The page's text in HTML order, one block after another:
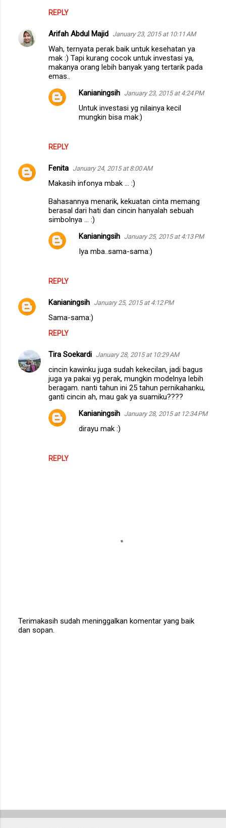
REPLY
Arifah Abdul Majid January 23, 2015 at 10:11 AM
Wah, ternyata perak baik untuk kesehatan ya
mak :) Tapi kurang cocok untuk investasi ya,
makanya orang lebih banyak yang tertarik pada
emas..
REPLY
Kanianingsih January 23, 2015 at 4:24 PM
Untuk investasi yg nilainya kecil
mungkin bisa mak:)
Fenita January 24, 2015 at 8:00 AM
Makasih infonya mbak ... :)
Bahasannya menarik, kekuatan cinta memang
berasal dari hati dan cincin hanyalah sebuah
simbolnya ... :)
REPLY
Kanianingsih January 25, 2015 at 4:13 PM
Iya mba..sama-sama:)
Kanianingsih January 25, 2015 at 4:12 PM
Sama-sama:)
REPLY
Tira Soekardi January 28, 2015 at 10:29 AM
cincin kawinku juga sudah kekecilan, jadi bagus
juga ya pakai yg perak, mungkin modelnya lebih
beragam. nanti tahun ini 25 tahun pernikahanku,
ganti cincin ah, mau gak ya suamiku????
REPLY
Kanianingsih January 28, 2015 at 12:34 PM
dirayu mak :)
P
Terimakasih sudah meninggalkan komentar yang baik
dan sopan.